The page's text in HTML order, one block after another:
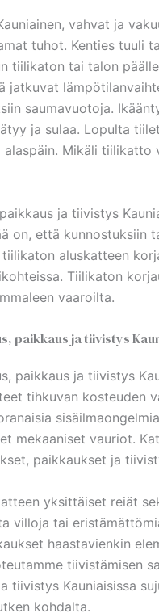
vahvat ja
tuhot. Kenties tuuli
tiilikaton tai talon
jatkuvat
saumavuotoja.
ja sulaa. Lopulta
alaspäin. Mikäli
ja tiivistys
on, että
aluskatteen
Tiilikaton
vaaroilta.
paikkaus ja tiivistys
paikkaus ja tiivistys
tihkuvan kosteuden
mekaaniset vauriot.
paikkaukset ja
yksittäiset reiät
villoja tai
haastavienkin
tiivistämisen
tiivistys Kauniaisissa
kohdalta.